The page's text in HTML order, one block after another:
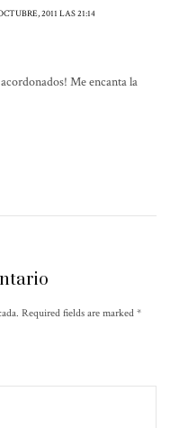
2011 LAS 21:14
Me encanta la
Required fields are marked*